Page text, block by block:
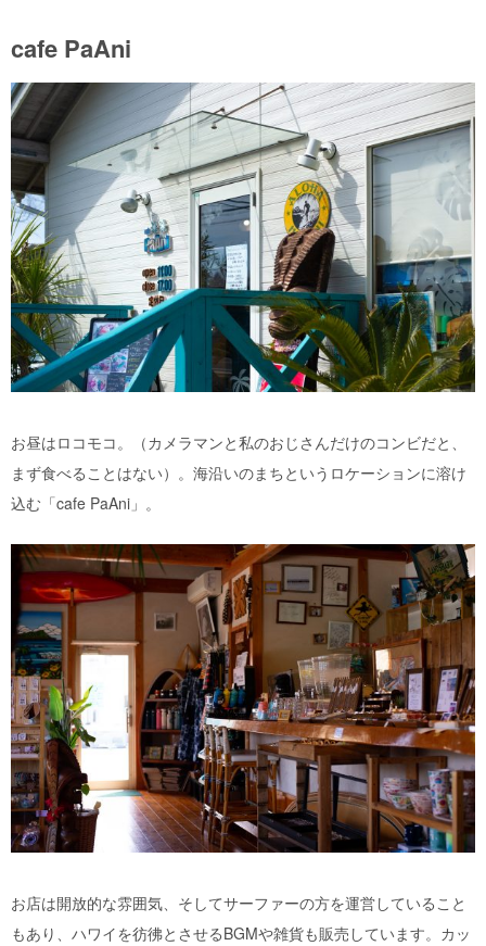
cafe PaAni
お昼はロコモコ。（カメラマンと私のおじさんだけのコンビだと、
まず食べることはない）。海沿いのまちというロケーションに溶け
込む「cafe PaAni」。
お店は開放的な雰囲気、そしてサーファーの方を運営していること
もあり、ハワイを彷彿とさせるBGMや雑貨も販売しています。カッ